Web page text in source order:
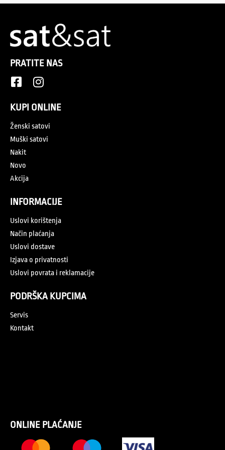
PRATITE NAS
KUPI ONLINE
Ženski satovi
Muški satovi
Nakit
Novo
Akcija
INFORMACIJE
Uslovi korištenja
Način plaćanja
Uslovi dostave
Izjava o privatnosti
Uslovi povrata i reklamacije
PODRŠKA KUPCIMA
Servis
Kontakt
ONLINE PLAĆANJE